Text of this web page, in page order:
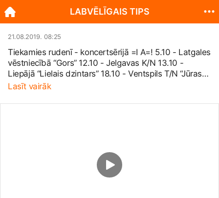
21.08.2019. 08:25
Tiekamies rudenī - koncertsērijā =I A=! 5.10 - Latgales
vēstniecībā “Gors” 12.10 - Jelgavas K/N 13.10 -
Liepājā “Lielais dzintars” 18.10 - Ventspils T/N “Jūras
vārti” 19.10 - Vidzemes koncertzāle “Cēsis” 26.10 -
Kultūras pils 3.11 - VEF Kultūras pils Biļetes - BIĻEŠU
Lasīt vairāk
LABVĒLĪGAIS TIPS